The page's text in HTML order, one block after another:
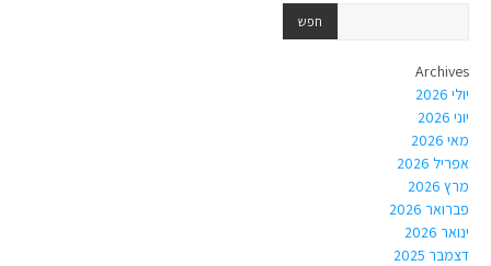
Archives
יולי 2026
יוני 2026
מאי 2026
אפריל 2026
מרץ 2026
פברואר 2026
ינואר 2026
דצמבר 2025